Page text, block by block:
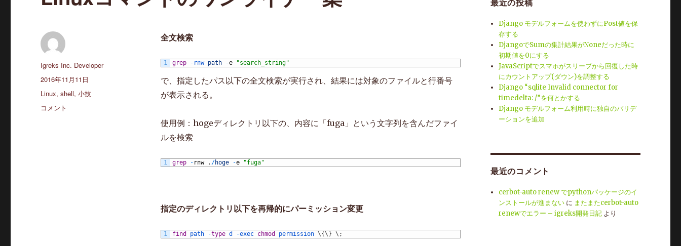
全文検索
1 grep - rnw path -e "search_string"
で、指定したパス以下の全文検索が実行され、結果には対象のファイルと行番号
が表示される。
使用例：hogeディレクトリ以下の、内容に「fuga」という文字列を含んだファイ
ルを検索
1 grep - rnw . /hoge -e "fuga"
指定のディレクトリ以下を再帰的にパーミッション変更
1 find path -type d -exec chmod permission \{\ } \ ;
投
稿
Igreks Inc. Developer
投
稿
2016年11月11日
カ
テ
Linux,shell,小技
Linux
コメント
Django モデルフォームを使わずにPost値を保
存する
DjangoでSumの集計結果がNoneだった時に
初期値を0にする
JavaScriptでスマホがスリープから回復した時
にカウントアップ(ダウン)を調整する
Django “sqlite Invalid connector for
timedelta: /”を何とかする
Django モデルフォーム利用時に独自のバリデ
ーションを追加
最近のコメント
cerbot-auto renew でpythonパッケージのイ
ンストールが進まない に またまたcerbot-auto
renewでエラー – igreks開発日記 より